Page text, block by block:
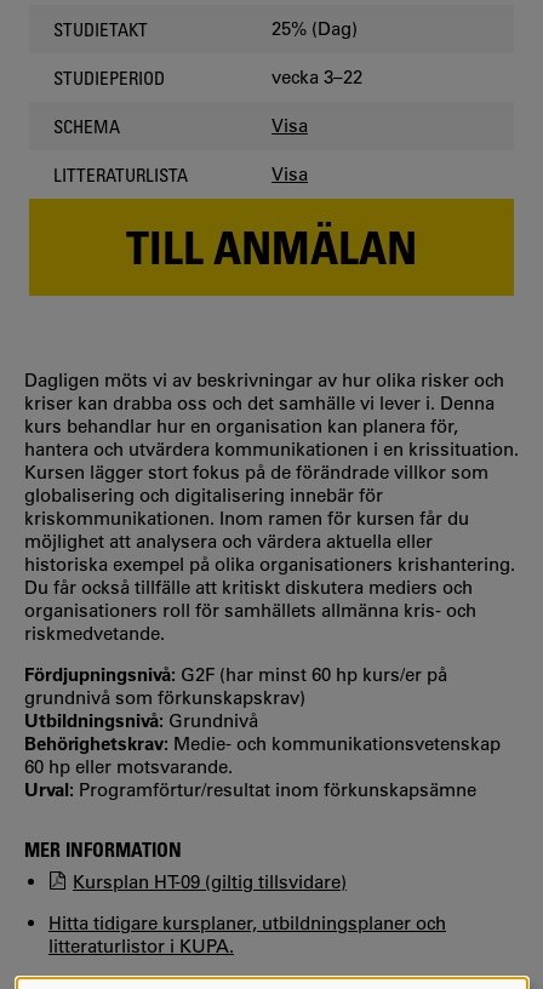
STUDIETAKT 25% (Dag)
STUDIEPERIOD vecka 3–22
SCHEMA Visa
LITTERATURLISTA Visa
TILL ANMÄLAN
Dagligen möts vi av beskrivningar av hur olika risker och
kriser kan drabba oss och det samhälle vi lever i. Denna
kurs behandlar hur en organisation kan planera för,
hantera och utvärdera kommunikationen i en krissituation.
Kursen lägger stort fokus på de förändrade villkor som
globalisering och digitalisering innebär för
kriskommunikationen. Inom ramen för kursen får du
möjlighet att analysera och värdera aktuella eller
historiska exempel på olika organisationers krishantering.
Du får också tillfälle att kritiskt diskutera mediers och
organisationers roll för samhällets allmänna kris- och
riskmedvetande.
Fördjupningsnivå: G2F (har minst 60 hp kurs/er på
grundnivå som förkunskapskrav)
Utbildningsnivå: Grundnivå
Behörighetskrav: Medie- och kommunikationsvetenskap
60 hp eller motsvarande.
Urval: Programförtur/resultat inom förkunskapsämne
MER INFORMATION
Kursplan HT-09 (giltig tillsvidare)
Hitta tidigare kursplaner, utbildningsplaner och
litteraturlistor i KUPA.